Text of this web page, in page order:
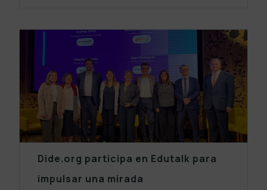
Dide.org participa en Edutalk para
impulsar una mirada